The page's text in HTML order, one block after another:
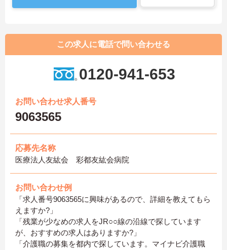
この求人に電話で問い合わせる
0120-941-653
お問い合わせ求人番号
9063565
応募先名称
医療法人友紘会 彩都友紘会病院
お問い合わせ例
「求人番号9063565に興味があるので、詳細を教えてもら
えますか?」
「残業が少なめの求人をJR○○線の沿線で探しています
が、おすすめの求人はありますか?」
「介護職の募集を都内で探しています。マイナビ介護職